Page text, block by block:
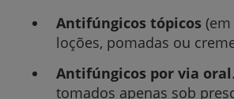
Antifúngicos tópicos
loções, pomadas ou
Antifúngicos por via oral
tomados apenas sob